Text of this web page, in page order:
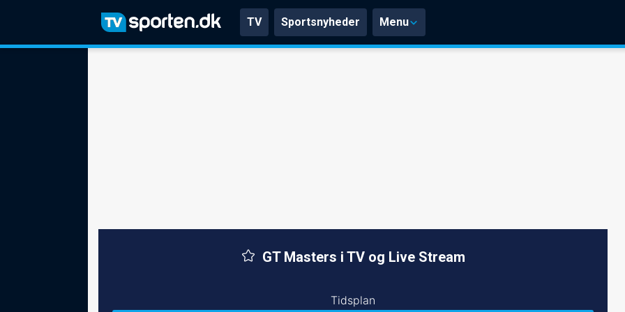
TV Sportsnyheder Menu
GT Masters i TV og Live Stream
Tidsplan